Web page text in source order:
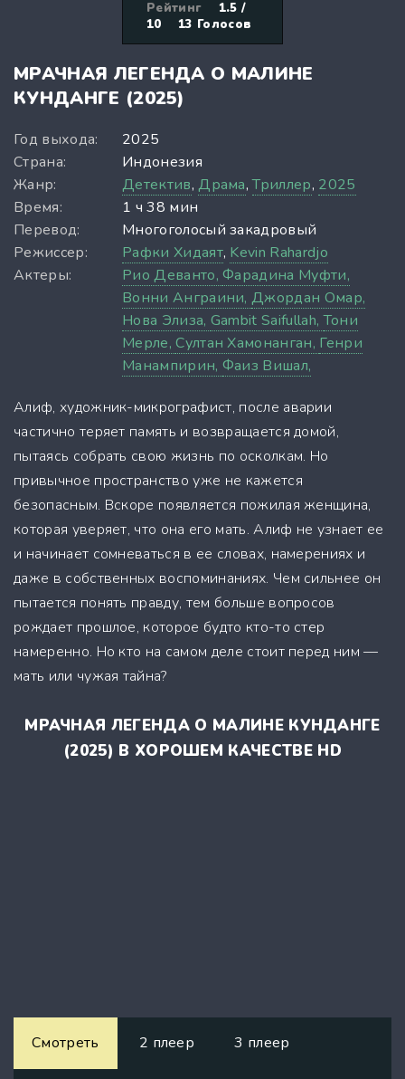
Рейтинг
1.5 /
10
13 Голосов
МРАЧНАЯ ЛЕГЕНДА О МАЛИНЕ
КУНДАНГЕ (2025)
Год выхода:
2025
Страна:
Индонезия
Жанр:
Детектив,Драма,Триллер, 2025
Время:
1 ч 38 мин
Перевод:
Многоголосый закадровый
Режиссер:
Рафки Хидаят, Kevin Rahardjo
Актеры:
Рио Деванто,Фарадина Муфти,
Вонни Анграини,Джордан Омар,
Нова Элиза, Gambit Saifullah,Тони
Мерле,Султан Хамонанган, Генри
Манампирин, Фаиз Вишал,
Алиф, художник-микрографист, после аварии
частично теряет память и возвращается домой,
пытаясь собрать свою жизнь по осколкам. Но
привычное пространство уже не кажется
безопасным. Вскоре появляется пожилая женщина,
которая уверяет, что она его мать. Алиф не узнает ее
и начинает сомневаться в ее словах, намерениях и
даже в собственных воспоминаниях. Чем сильнее он
пытается понять правду, тем больше вопросов
рождает прошлое, которое будто кто-то стер
намеренно. Но кто на самом деле стоит перед ним —
мать или чужая тайна?
МРАЧНАЯ ЛЕГЕНДА О МАЛИНЕ КУНДАНГЕ
(2025) В ХОРОШЕМ КАЧЕСТВЕ HD
Смотреть 2 плеер 3 плеер